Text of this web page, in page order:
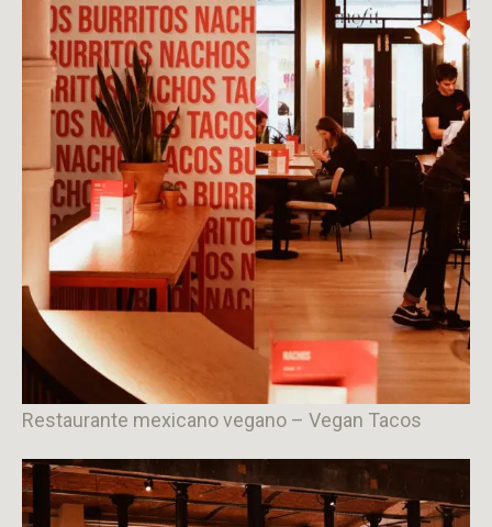
Restaurante mexicano vegano – Vegan Tacos